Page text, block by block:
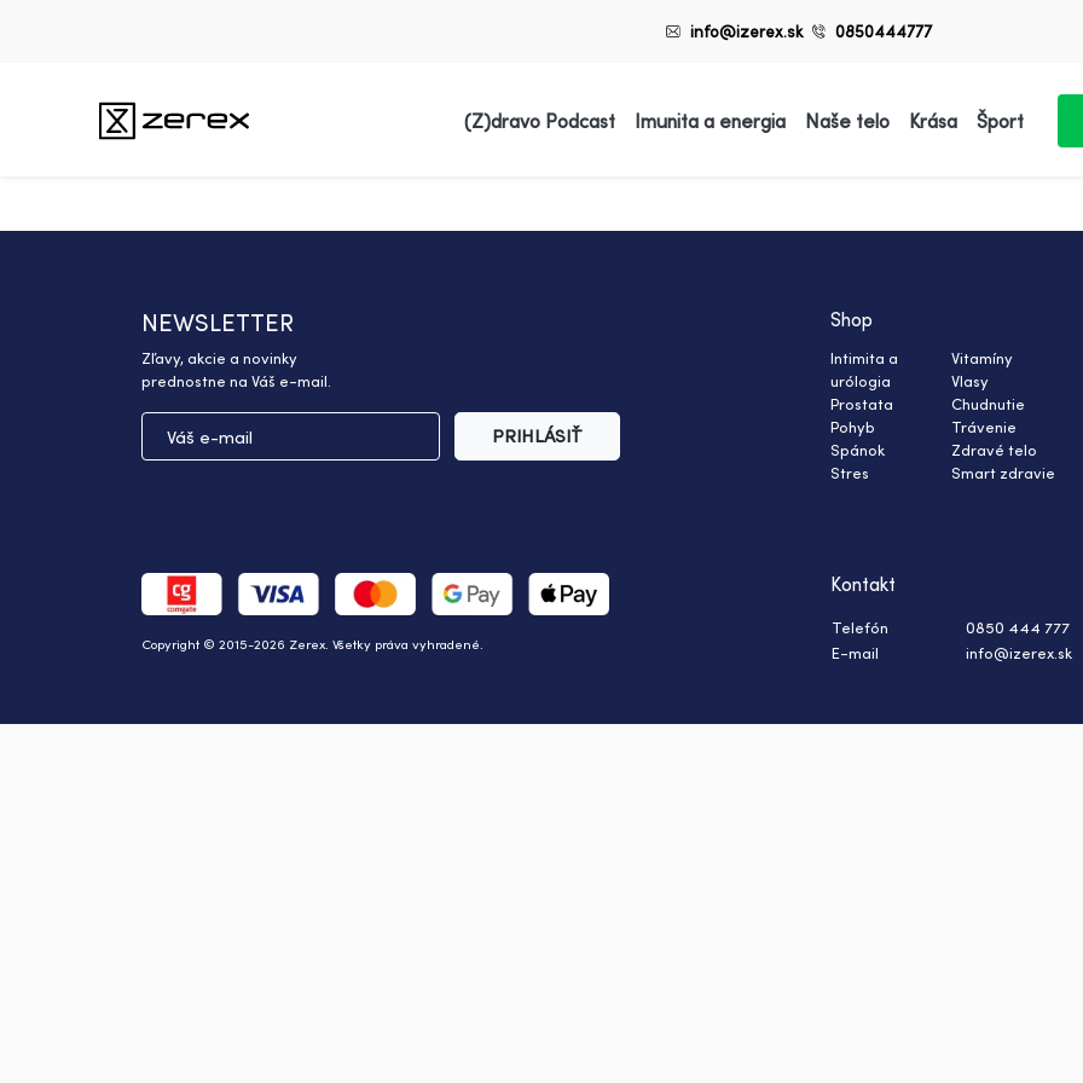
info@izerex.sk 0850444777
(Z)dravo Podcast Imunita a energia Naše telo Krása Šport
NEWSLETTER
Zľavy, akcie a novinky
prednostne na Váš e-mail.
PRIHLÁSIŤ
Shop
Intimita a
urólogia
Prostata
Pohyb
Spánok
Stres
Vitamíny
Vlasy
Chudnutie
Trávenie
Zdravé telo
Smart zdravie
Copyright © 2015-2026 Zerex. Všetky práva vyhradené.
Kontakt
Telefón
0850 444 777
E-mail
info@izerex.sk